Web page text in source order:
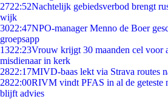
2722:52Nachtelijk gebiedsverbod brengt
wijk
3022:47NPO-manager Menno de Boer
groepsapp
1322:23Vrouw krijgt 30 maanden cel voor
misdienaar in kerk
2822:17MIVD-baas lekt via Strava routes
2822:00RIVM vindt PFAS in al de geteste
blijft advies